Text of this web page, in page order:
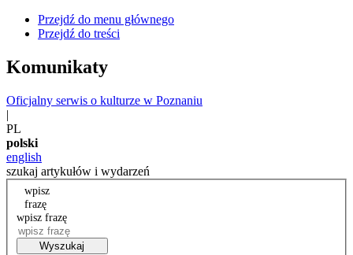
Przejdź do menu głównego
Przejdź do treści
Komunikaty
Oficjalny serwis o kulturze w Poznaniu
|
PL
polski
english
szukaj artykułów i wydarzeń
wpisz
frazę
wpisz frazę
Wyszukaj